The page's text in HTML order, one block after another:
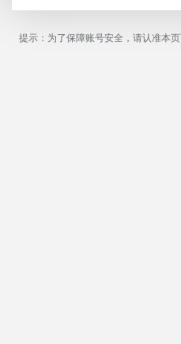
提示：为了保障账号安全，请认准本